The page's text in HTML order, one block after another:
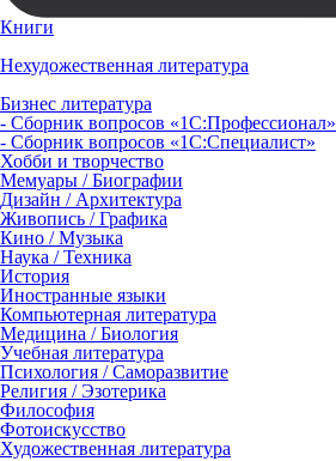
Книги
Нехудожественная литература
Бизнес литература
- Сборник вопросов «1С:Профессионал»
- Сборник вопросов «1С:Специалист»
Хобби и творчество
Мемуары / Биографии
Дизайн / Архитектура
Живопись / Графика
Кино / Музыка
Наука / Техника
История
Иностранные языки
Компьютерная литература
Медицина / Биология
Учебная литература
Психология / Саморазвитие
Религия / Эзотерика
Философия
Фотоискусство
Художественная литература